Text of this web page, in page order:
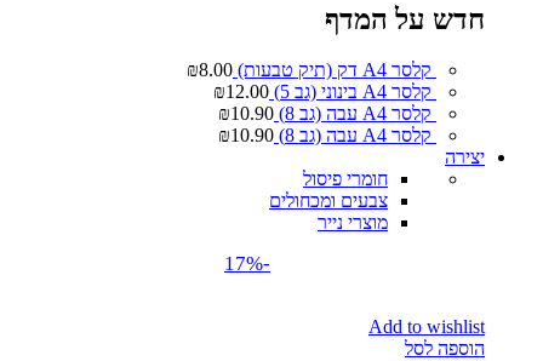
חדש על המדף
קלסר A4 דק (תיק טבעות) ₪8.00
קלסר A4 בינוני (גב 5)
₪12.00
קלסר A4 עבה (גב 8)
₪10.90
קלסר A4 עבה (גב 8)
₪10.90
יצירה
חומרי פיסול
צבעים ומכחולים
מוצרי נייר
-17%
Add to wishlist
הוספה לסל